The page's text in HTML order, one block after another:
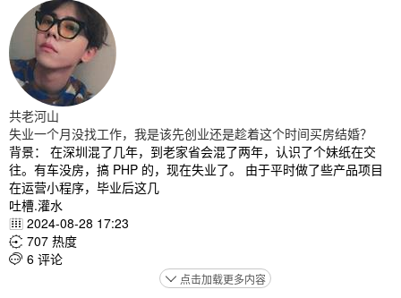
共老河山
失业一个月没找工作，我是该先创业还是趁着这个时间买房结婚？
背景： 在深圳混了几年，到老家省会混了两年，认识了个妹纸在交
往。有车没房，搞 PHP 的，现在失业了。 由于平时做了些产品项目
在运营小程序，毕业后这几
吐槽.灌水
 2024-08-28 17:23
 707 热度
 6 评论
 点击加载更多内容